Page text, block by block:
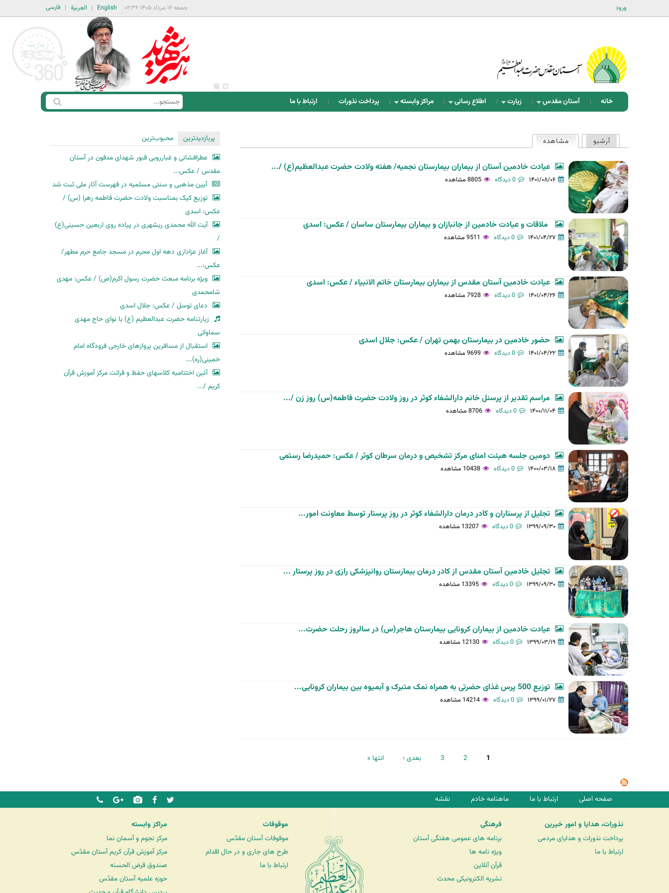
ورود فارسی العربية English جمعه ۱۶ مرداد ۱۴۰۵ ۰۲:۳۶
خانه آستان مقدس زیارت اطلاع رسانی مراکز وابسته پرداخت نذورات ارتباط با ما
ف
س
ت
ج
و
ج
س
ه
ا
ی
ا
و
ل
ی
ه
آرشیو مشاهده(لبه فعال)
عیادت خادمین آستان از بیماران بیمارستان نجمیه/ هفته ولادت حضرت عبدالعظیم(ع) /...
۱۴۰۱/۰۸/۰۶ 0 دیدگاه 8805 مشاهده
ملاقات و عیادت خادمین از جانبازان و بیماران بیمارستان ساسان / عکس: اسدی
۱۴۰۱/۰۴/۲۷ 0 دیدگاه 9511 مشاهده
عیادت خادمین آستان مقدس از بیماران بیمارستان خاتم الانبیاء / عکس: اسدی
۱۴۰۱/۰۴/۲۶ 0 دیدگاه 7928 مشاهده
حضور خادمین در بیمارستان بهمن تهران / عکس: جلال اسدی
۱۴۰۱/۰۴/۲۲ 0 دیدگاه 9699 مشاهده
مراسم تقدیر از پرسنل خانم دارالشفاء کوثر در روز ولادت حضرت فاطمه(س) روز زن /...
۱۴۰۰/۱۱/۰۴ 0 دیدگاه 8706 مشاهده
دومین جلسه هیئت امنای مرکز تشخیص و درمان سرطان کوثر / عکس: حمیدرضا رستمی
۱۴۰۰/۰۳/۱۸ 0 دیدگاه 10438 مشاهده
تجلیل از پرستاران و کادر درمان دارالشفاء کوثر در روز پرستار توسط معاونت امور...
۱۳۹۹/۰۹/۳۰ 0 دیدگاه 13207 مشاهده
تجلیل خادمین آستان مقدس از کادر درمان بیمارستان روانپزشکی رازی در روز پرستار ...
۱۳۹۹/۰۹/۳۰ 0 دیدگاه 13395 مشاهده
عیادت خادمین از بیماران کرونایی بیمارستان هاجر(س) در سالروز رحلت حضرت...
۱۳۹۹/۰۳/۱۹ 0 دیدگاه 12130 مشاهده
توزيع 500 پرس غذای حضرتی به همراه نمک متبرک و آبمیوه بین بیماران کرونایی...
۱۳۹۹/۰۱/۲۷ 0 دیدگاه 14214 مشاهده
ح
ه‌
ه
1
2
3 بعدی › انتها »
پربازدیدترین
محبوب‌ترین
عطرافشانی و غبارروبی قبور شهدای مدفون در آستان
مقدس / عکس...
آیین مذهبی و سنتی مسلمیه در فهرست آثار ملی ثبت شد
توزیع کیک بمناسبت ولادت حضرت فاطمه زهرا (س) /
عکس: اسدی
آیت الله محمدی ریشهری در پیاده روی اربعین حسینی(ع)
/
آغاز عزاداری دهه اول محرم در مسجد جامع حرم مطهر/
عکس:...
ویژه برنامه مبعث حضرت رسول اکرم(ص) / عکس: مهدی
شامحمدی
دعای توسل / عکس: جلال اسدی
زیارتنامه حضرت عبدالعظیم (ع) با نوای حاج مهدی
سماواتی
استقبال از مسافرین پروازهای خارجی فرودگاه امام
خمینی(ره)...
آئین اختتامیه کلاسهای حفظ و قرائت مرکز آموزش قرآن
کریم /...
صفحه اصلی ارتباط با ما ماهنامه خادم نقشه
نذورات، هدایا و امور خیرین
پرداخت نذورات و هدایای مردمی
ارتباط با ما
فرهنگی
برنامه های عمومی هفتگی آستان
ویژه نامه ها
قرآن آنلاین
نشریه الکترونیکی محدث
موقوفات
موقوفات آستان مقدّس
طرح های جاری و در حال اقدام
ارتباط با ما
مراکز وابسته
مرکز نجوم و آسمان نما
مرکز آموزش قرآن کریم آستان مقدّس
صندوق قرض الحسنه
حوزه علمیه آستان مقدّس